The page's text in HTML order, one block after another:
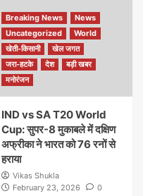
Breaking News
News
Uncategorized
World
खेती-किसानी
खेल जगत
जरा-हटके
देश
बड़ी खबर
मनोरंजन
IND vs SA T20 World
Cup: सुपर-8 मुकाबले में दक्षिण
अफ्रीका ने भारत को 76 रनों से
हराया
Vikas Shukla
February 23, 2026
0